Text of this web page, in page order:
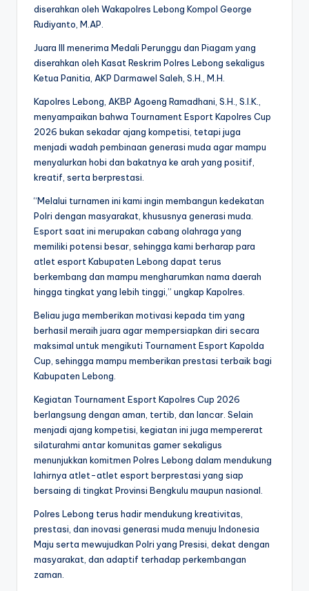
diserahkan oleh Wakapolres Lebong Kompol George
Rudiyanto, M.AP.
Juara III menerima Medali Perunggu dan Piagam yang
diserahkan oleh Kasat Reskrim Polres Lebong sekaligus
Ketua Panitia, AKP Darmawel Saleh, S.H., M.H.
Kapolres Lebong, AKBP Agoeng Ramadhani, S.H., S.I.K.,
menyampaikan bahwa Tournament Esport Kapolres Cup
2026 bukan sekadar ajang kompetisi, tetapi juga
menjadi wadah pembinaan generasi muda agar mampu
menyalurkan hobi dan bakatnya ke arah yang positif,
kreatif, serta berprestasi.
“Melalui turnamen ini kami ingin membangun kedekatan
Polri dengan masyarakat, khususnya generasi muda.
Esport saat ini merupakan cabang olahraga yang
memiliki potensi besar, sehingga kami berharap para
atlet esport Kabupaten Lebong dapat terus
berkembang dan mampu mengharumkan nama daerah
hingga tingkat yang lebih tinggi,” ungkap Kapolres.
Beliau juga memberikan motivasi kepada tim yang
berhasil meraih juara agar mempersiapkan diri secara
maksimal untuk mengikuti Tournament Esport Kapolda
Cup, sehingga mampu memberikan prestasi terbaik bagi
Kabupaten Lebong.
Kegiatan Tournament Esport Kapolres Cup 2026
berlangsung dengan aman, tertib, dan lancar. Selain
menjadi ajang kompetisi, kegiatan ini juga mempererat
silaturahmi antar komunitas gamer sekaligus
menunjukkan komitmen Polres Lebong dalam mendukung
lahirnya atlet-atlet esport berprestasi yang siap
bersaing di tingkat Provinsi Bengkulu maupun nasional.
Polres Lebong terus hadir mendukung kreativitas,
prestasi, dan inovasi generasi muda menuju Indonesia
Maju serta mewujudkan Polri yang Presisi, dekat dengan
masyarakat, dan adaptif terhadap perkembangan
zaman.